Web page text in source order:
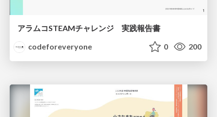
アラムコSTEAMチャレンジ 実践報告書
codeforeveryone
0 200